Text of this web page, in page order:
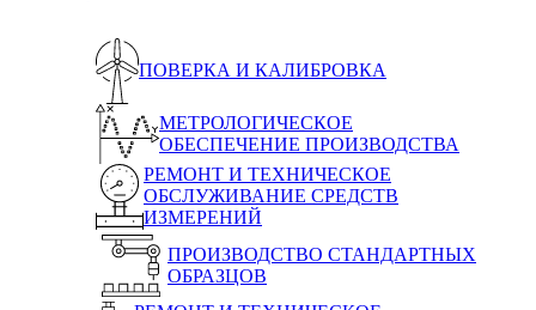
ПОВЕРКА И КАЛИБРОВКА
МЕТРОЛОГИЧЕСКОЕ
ОБЕСПЕЧЕНИЕ ПРОИЗВОДСТВА
РЕМОНТ И ТЕХНИЧЕСКОЕ
ОБСЛУЖИВАНИЕ СРЕДСТВ
ИЗМЕРЕНИЙ
ПРОИЗВОДСТВО СТАНДАРТНЫХ
ОБРАЗЦОВ